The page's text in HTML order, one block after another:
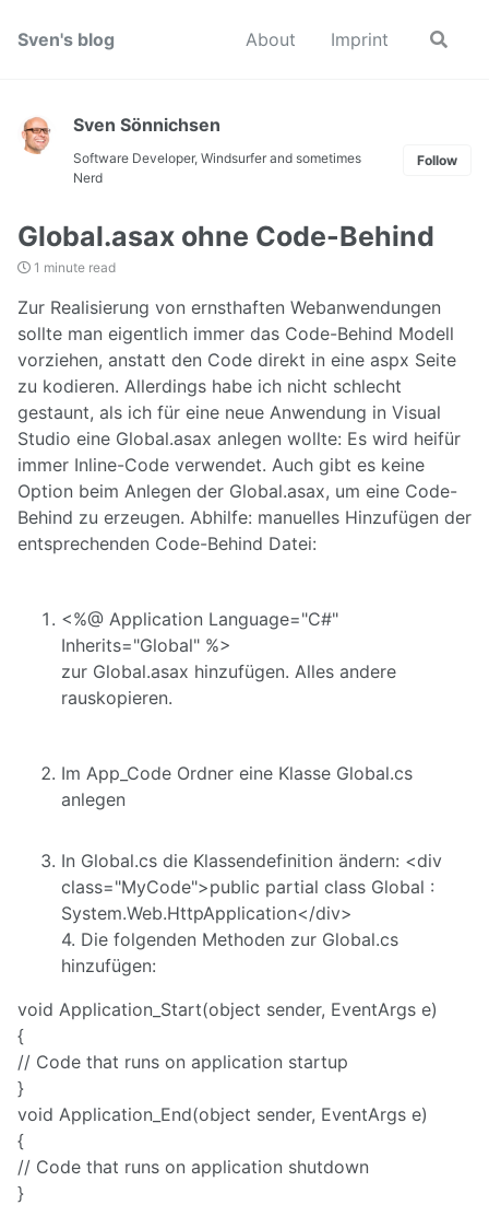
Sven's blog About Imprint
Toggle
Sven Sönnichsen
Software Developer, Windsurfer and sometimes
Nerd
Follow
Global.asax ohne Code-Behind
1 minute read
Zur Realisierung von ernsthaften Webanwendungen
sollte man eigentlich immer das Code-Behind Modell
vorziehen, anstatt den Code direkt in eine aspx Seite
zu kodieren. Allerdings habe ich nicht schlecht
gestaunt, als ich für eine neue Anwendung in Visual
Studio eine Global.asax anlegen wollte: Es wird heifür
immer Inline-Code verwendet. Auch gibt es keine
Option beim Anlegen der Global.asax, um eine Code-
Behind zu erzeugen. Abhilfe: manuelles Hinzufügen der
entsprechenden Code-Behind Datei:
<%@ Application Language="C#"
Inherits="Global" %>
zur Global.asax hinzufügen. Alles andere
rauskopieren.
Im App_Code Ordner eine Klasse Global.cs
anlegen
In Global.cs die Klassendefinition ändern: <div
class="MyCode">public partial class Global :
System.Web.HttpApplication</div>
4. Die folgenden Methoden zur Global.cs
hinzufügen:
void Application_Start(object sender, EventArgs e)
{
// Code that runs on application startup
}
void Application_End(object sender, EventArgs e)
{
// Code that runs on application shutdown
}